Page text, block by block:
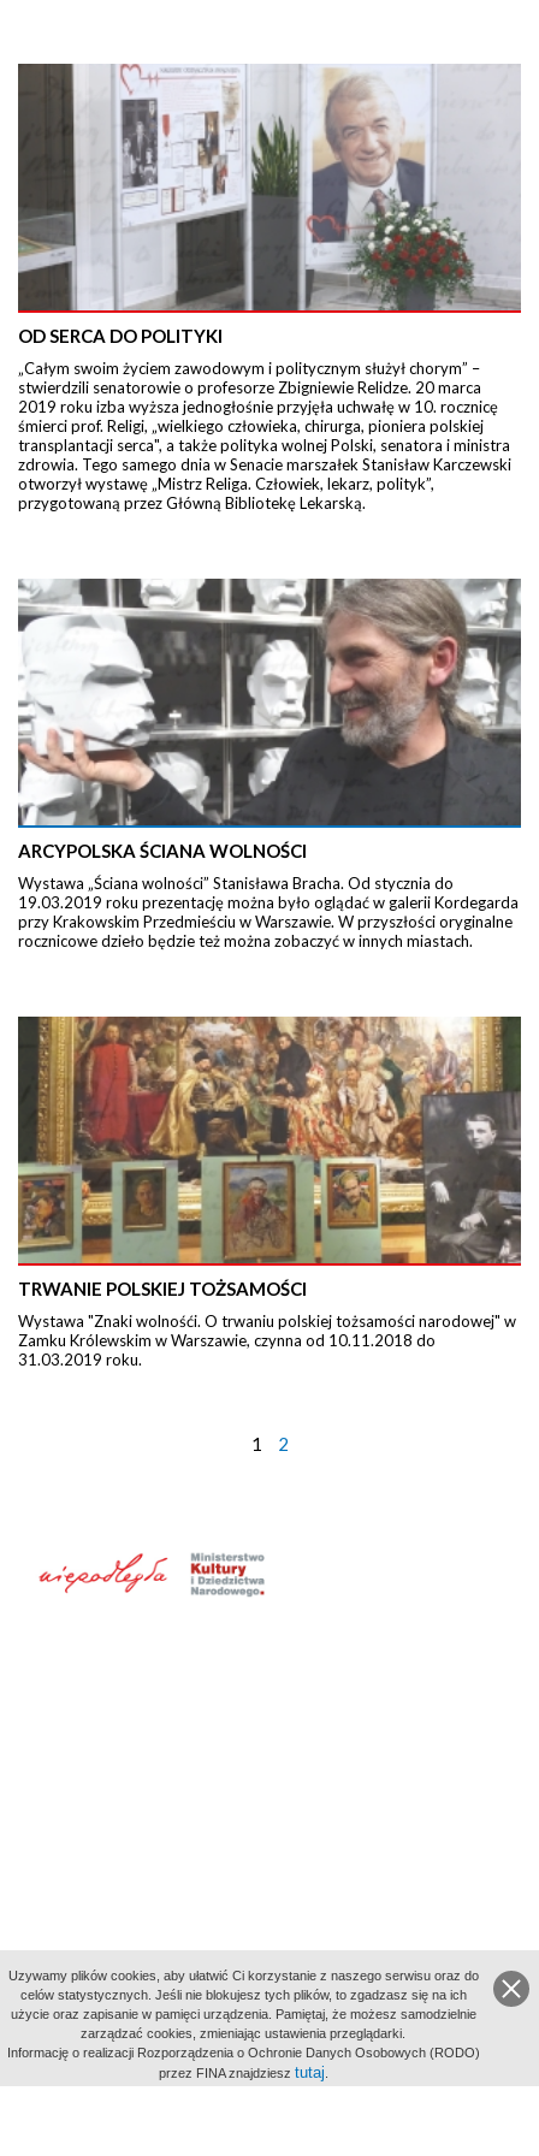
OD SERCA DO POLITYKI
„Całym swoim życiem zawodowym i politycznym służył chorym” –
stwierdzili senatorowie o profesorze Zbigniewie Relidze. 20 marca
2019 roku izba wyższa jednogłośnie przyjęła uchwałę w 10. rocznicę
śmierci prof. Religi, „wielkiego człowieka, chirurga, pioniera polskiej
transplantacji serca", a także polityka wolnej Polski, senatora i ministra
zdrowia. Tego samego dnia w Senacie marszałek Stanisław Karczewski
otworzył wystawę „Mistrz Religa. Człowiek, lekarz, polityk”,
przygotowaną przez Główną Bibliotekę Lekarską.
ARCYPOLSKA ŚCIANA WOLNOŚCI
Wystawa „Ściana wolności” Stanisława Bracha. Od stycznia do
19.03.2019 roku prezentację można było oglądać w galerii Kordegarda
przy Krakowskim Przedmieściu w Warszawie. W przyszłości oryginalne
rocznicowe dzieło będzie też można zobaczyć w innych miastach.
TRWANIE POLSKIEJ TOŻSAMOŚCI
Wystawa "Znaki wolnośći. O trwaniu polskiej tożsamości narodowej" w
Zamku Królewskim w Warszawie, czynna od 10.11.2018 do
31.03.2019 roku.
1 2
aktywności
Uzywamy plików cookies, aby ułatwić Ci korzystanie z naszego serwisu oraz do
celów statystycznych. Jeśli nie blokujesz tych plików, to zgadzasz się na ich
użycie oraz zapisanie w pamięci urządzenia. Pamiętaj, że możesz samodzielnie
zarządzać cookies, zmieniając ustawienia przeglądarki.
Informację o realizacji Rozporządzenia o Ochronie Danych Osobowych (RODO)
przez FINA znajdziesz tutaj